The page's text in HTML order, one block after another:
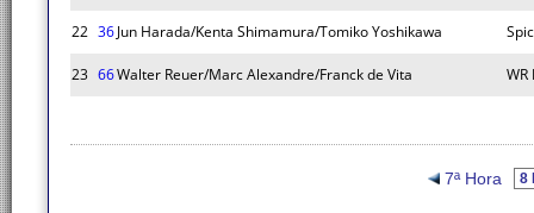
22 36Jun Harada/Kenta Shimamura/Tomiko Yoshikawa
23 66Walter Reuer/Marc Alexandre/Franck de Vita WR
7ª Hora